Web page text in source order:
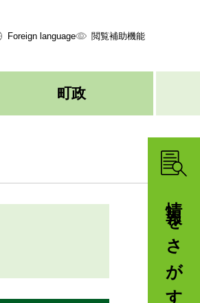
情報をさがす
Foreign language 閲覧補助機能
町政